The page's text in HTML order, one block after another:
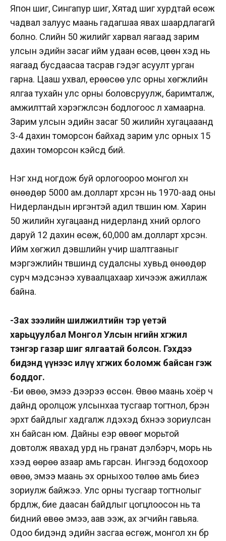
Япон шиг, Сингапур шиг, Хятад шиг хурдтай өсөж
чадвал залуус маань гадагшаа явах шаардлагагүй
болно. Сүүлийн 50 жилийг харвал яагаад зарим
улсын эдийн засаг ийм удаан өсөв, цөөн хэд нь
яагаад бусдаасаа тасрав гэдэг асуулт урган
гарна. Цааш ухвал, ерөөсөө улс орны хөгжлийн
ялгаа тухайн улс орны боловсруулж, баримталж,
амжилттай хэрэгжүүлсэн бодлогоос л хамаарна.
Зарим улсын эдийн засаг 50 жилийн хугацааанд
3-4 дахин томорсон байхад зарим улс орных 15
дахин томорсон кэйсүүд бий.
Нэг хүнд ногдож буй орлогоороо монгол хүн
өнөөдөр 5000 ам.долларт хүрсэн нь 1970-аад оны
Нидерландын иргэнтэй адил түвшин юм. Харин
50 жилийн хугацаанд нидерланд хүний орлого
даруй 12 дахин өсөж, 60,000 ам.долларт хүрсэн.
Ийм хөгжил дэвшлийн учир шалтгааныг
мэргэжлийн түвшинд судалсны хувьд өнөөдөр
сурч мэдсэнээ хуваалцахаар хичээж ажиллаж
байна.
-Зах зээлийн шилжилтийн тэр үетэй
харьцуулбал Монгол Улсын өнөөгийн хөгжил
тэнгэр газар шиг ялгаатай болсон. Гэхдээ
бидэнд үүнээс илүү хөгжих боломж байсан гэж
боддог.
-Би өвөө, эмээ дээрээ өссөн. Өвөө маань хоёр ч
дайнд оролцож улсынхаа тусгаар тогтнол, бүрэн
эрхт байдлыг хадгалж үлдэхэд бүхнээ зориулсан
хүн байсан юм. Дайны үеэр өвөөг морьтой
довтолж явахад урд нь гранат дэлбэрч, морь нь
үхээд өөрөө азаар амь гарсан. Ингээд бодохоор
өвөө, эмээ маань эх орныхоо төлөө амь биеэ
зориулж байжээ. Улс орны тусгаар тогтнолыг
бүрдүүлж, бие даасан байдлыг цогцлоосон нь та
бидний өвөө эмээ, аав ээж, ах эгчийн гавьяа.
Одоо бидэнд эдийн засгаа өсгөж, монгол хүн бүр